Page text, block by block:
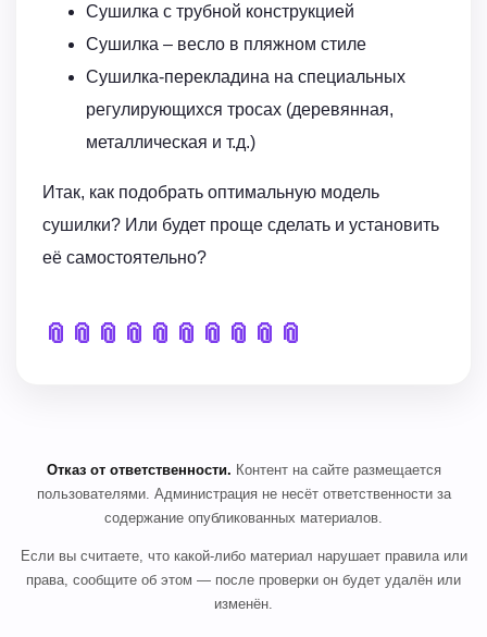
Сушилка с трубной конструкцией
Сушилка – весло в пляжном стиле
Сушилка-перекладина на специальных
регулирующихся тросах (деревянная,
металлическая и т.д.)
Итак, как подобрать оптимальную модель
сушилки? Или будет проще сделать и установить
её самостоятельно?
📎 📎 📎 📎 📎 📎 📎 📎 📎 📎
Отказ от ответственности. Контент на сайте размещается
пользователями. Администрация не несёт ответственности за
содержание опубликованных материалов.
Если вы считаете, что какой-либо материал нарушает правила или
права, сообщите об этом — после проверки он будет удалён или
изменён.